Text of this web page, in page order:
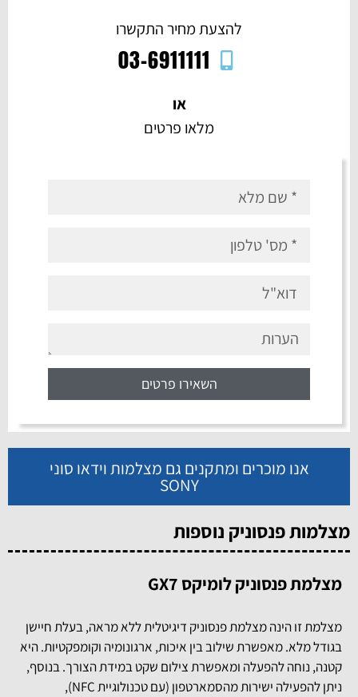
להצעת מחיר התקשרו
03-6911111
או
מלאו פרטים
השאירו פרטים
אנו מוכרים ומתקנים גם מצלמות וידאו סוני
SONY
מצלמות פנסוניק נוספות
מצלמת פנסוניק לומיקס GX7
מצלמת זו הינה מצלמת פנסוניק דיגיטלית ללא מראה, בעלת חיישן
בגודל מלא. מאפשרת שילוב בין איכות, ארגונומיה וקומפקטיות. היא
קטנה, נוחה להפעלה ומאפשרת צילום שקט במידת הצורך. בנוסף,
ניתן להפעילה ישירות מהסמארטפון (עם טכנולוגיית NFC),